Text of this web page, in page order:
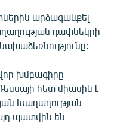
արձագանքել
դափնեկրի
խմբագիրը
հետ միասին է
Խաղաղության
պատվին են